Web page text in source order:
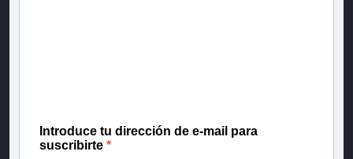
Introduce tu dirección de e-mail para
suscribirte